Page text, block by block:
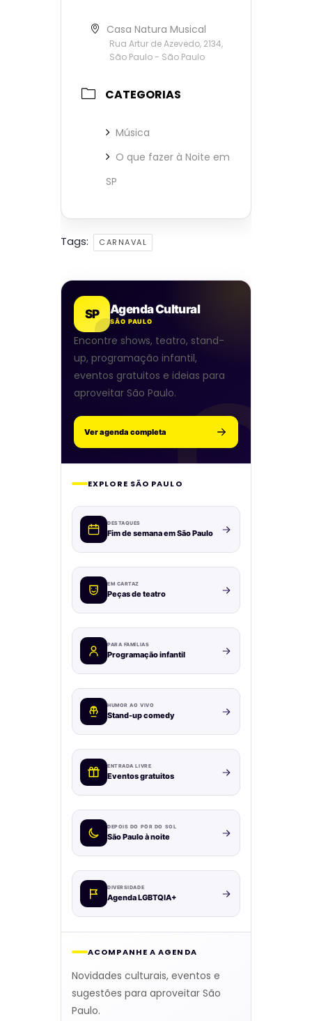
Casa Natura Musical
Rua Artur de Azevedo, 2134,
São Paulo - São Paulo
CATEGORIAS
Música
O que fazer à Noite em
SP
Tags: CARNAVAL
SP Agenda Cultural
SÃO PAULO
Encontre shows, teatro, stand-
up, programação infantil,
eventos gratuitos e ideias para
aproveitar São Paulo.
Ver agenda completa
EXPLORE SÃO PAULO
DESTAQUES
Fim de semana em São Paulo
EM CARTAZ
Peças de teatro
PARA FAMÍLIAS
Programação infantil
HUMOR AO VIVO
Stand-up comedy
ENTRADA LIVRE
Eventos gratuitos
DEPOIS DO PÔR DO SOL
São Paulo à noite
DIVERSIDADE
Agenda LGBTQIA+
ACOMPANHE A AGENDA
Novidades culturais, eventos e
sugestões para aproveitar São
Paulo.